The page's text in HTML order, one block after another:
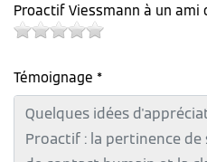
Proactif Viessmann à un ami
Témoignage *